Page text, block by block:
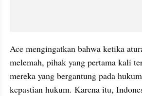
Ace mengingatkan bahwa ketika
melemah, pihak yang pertama kali
mereka yang bergantung pada
kepastian hukum. Karena itu,